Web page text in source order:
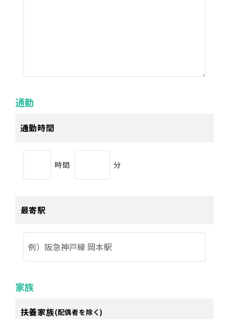
通勤
通勤時間
時間 分
最寄駅
家族
扶養家族(配偶者を除く)